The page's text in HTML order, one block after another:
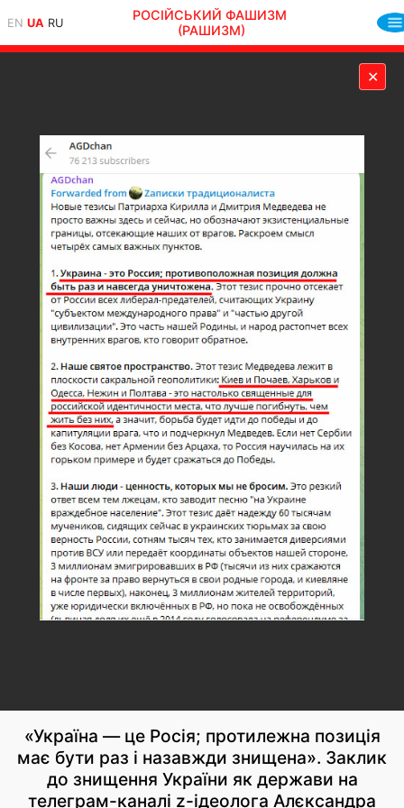
EN UA RU
РОСІЙСЬКИЙ ФАШИЗМ
(РАШИЗМ)
✕
«Україна — це Росія; протилежна позиція
має бути раз і назавжди знищена». Заклик
до знищення України як держави на
телеграм-каналі z-ідеолога Алєксандра